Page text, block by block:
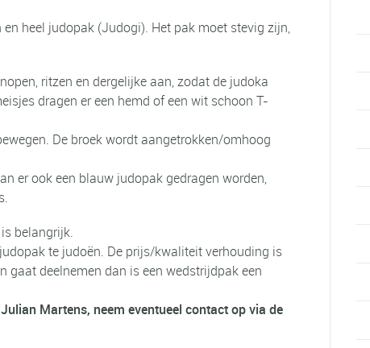
heel judopak (Judogi). Het pak moet stevig zijn,
ritzen en dergelijke aan, zodat de judoka
dragen er een hemd of een wit schoon T-
De broek wordt aangetrokken/omhoog
er ook een blauw judopak gedragen worden,
belangrijk.
te judoën. De prijs/kwaliteit verhouding is
gaat deelnemen dan is een wedstrijdpak een
Martens, neem eventueel contact op via de